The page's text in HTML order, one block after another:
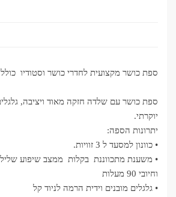
ספת כושר מקצועית לחדרי כושר וסטודיו
ספת כושר עם שלדה חזקה מאוד ויציבה,
יוקרתי.
יתרונות הספה:
• כוונון למסעד ל 3 זוויות.
וחיובי 90 מעלות
• גלגלים מובנים וידית הרמה לניוד קל